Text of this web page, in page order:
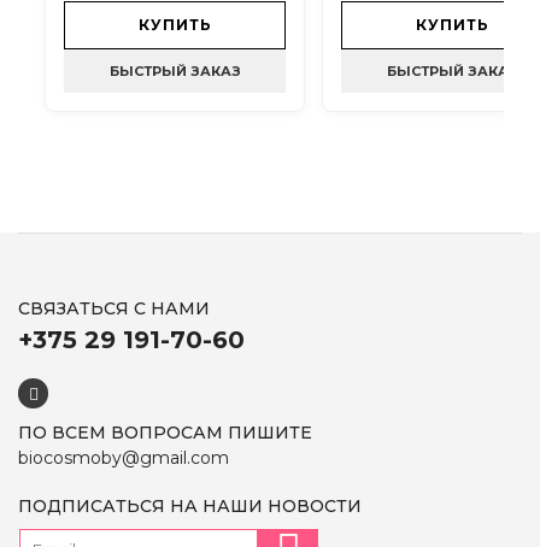
КУПИТЬ
БЫСТРЫЙ ЗАКАЗ
КУПИТЬ
БЫСТРЫЙ ЗАКАЗ
СВЯЗАТЬСЯ С НАМИ
+375 29 191-70-60
ПО ВСЕМ ВОПРОСАМ ПИШИТЕ
biocosmoby@gmail.com
ПОДПИСАТЬСЯ НА НАШИ НОВОСТИ